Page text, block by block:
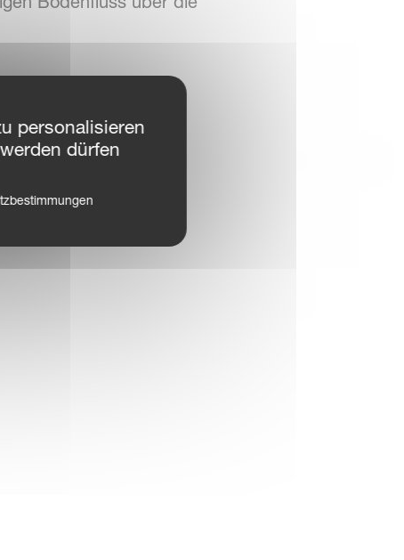
personalisieren
dürfen